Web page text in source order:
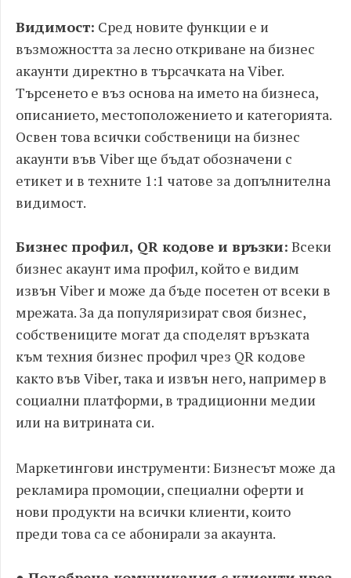
Видимост: Сред новите функции е и
възможността за лесно откриване на бизнес
акаунти директно в търсачката на Viber.
Tърсенето е въз основа на името на бизнеса,
описанието, местоположението и категорията.
Освен това всички собственици на бизнес
акаунти във Viber ще бъдат обозначени с
етикет и в техните 1:1 чатове за допълнителна
видимост.
Бизнес профил, QR кодове и връзки: Всеки
бизнес акаунт има профил, който е видим
извън Viber и може да бъде посетен от всеки в
мрежата. За да популяризират своя бизнес,
собствениците могат да споделят връзката
към техния бизнес профил чрез QR кодове
както във Viber, така и извън него, например в
социални платформи, в традиционни медии
или на витрината си.
Маркетингови инструменти: Бизнесът може да
рекламира промоции, специални оферти и
нови продукти на всички клиенти, които
преди това са се абонирали за акаунта.